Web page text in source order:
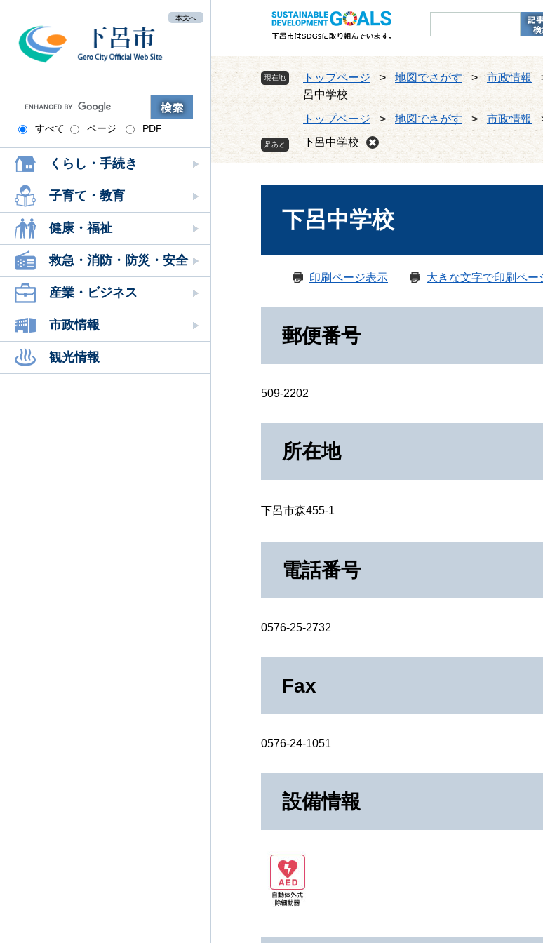
本文へ
G
o
o
g
l
e
カ
ス
タ
ム
検
索
すべて ページ PDF
くらし・手続き
子育て・教育
健康・福祉
救急・消防・防災・安全
産業・ビジネス
市政情報
観光情報
現在地 トップページ > 地図でさがす > 市政情報
呂中学校
トップページ > 地図でさがす > 市政情報
下呂中学校
文
下呂中学校
印刷ページ表示 大きな文字で印刷ペー
郵便番号
509-2202
所在地
下呂市森455-1
電話番号
0576-25-2732
Fax
0576-24-1051
設備情報